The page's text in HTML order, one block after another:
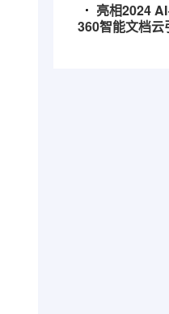
亮相2024
360智能文档